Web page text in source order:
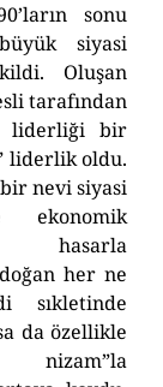
sonu
siyasi
Oluşan
tarafından
liderliği bir
liderlik oldu.
bir nevi siyasi
hasarla
her ne
sıkletinde
da özellikle
nizam”la